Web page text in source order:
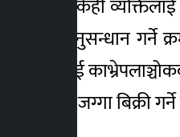
आरोपमा केही
अनुसन्धान गर्ने
घर भई
नक्कली जग्गा बिक्री